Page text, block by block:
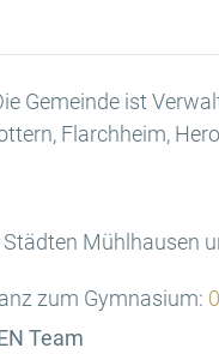
Gemeinde ist
Flarchheim,
Mühlhausen
zum Gymnasium: